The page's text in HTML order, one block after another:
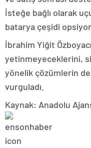
İsteğe bağlı olarak
batarya çeşidi
İbrahim Yiğit
yetinmeyeceklerini,
yönelik çözümlerin de
vurguladı.
Kaynak: Anadolu